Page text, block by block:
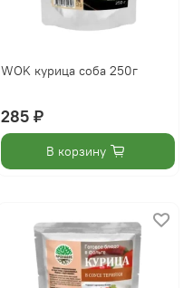
WOK курица соба 250г
285 ₽
В корзину